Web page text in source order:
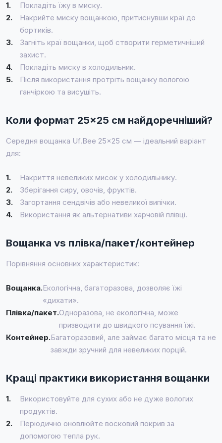
1.
Покладіть їжу в миску.
2.
Накрийте миску вощанкою, притиснувши краї до
бортиків.
3.
Загніть краї вощанки, щоб створити герметичніший
захист.
4.
Покладіть миску в холодильник.
5.
Після використання протріть вощанку вологою
ганчіркою та висушіть.
Коли формат 25×25 см найдоречніший?
Середня вощанка Uf.Bee 25×25 см — ідеальний варіант
для:
1.
Накриття невеликих мисок у холодильнику.
2.
Зберігання сиру, овочів, фруктів.
3.
Загортання сендвічів або невеликої випічки.
4.
Використання як альтернативи харчовій плівці.
Вощанка vs плівка/пакет/контейнер
Порівняння основних характеристик:
Вощанка.Екологічна, багаторазова, дозволяє їжі
«дихати».
Плівка/пакет.Одноразова, не екологічна, може
призводити до швидкого псування їжі.
Контейнер.Багаторазовий, але займає багато місця та не
завжди зручний для невеликих порцій.
Кращі практики використання вощанки
1.
Використовуйте для сухих або не дуже вологих
продуктів.
2.
Періодично оновлюйте восковий покрив за
допомогою тепла рук.